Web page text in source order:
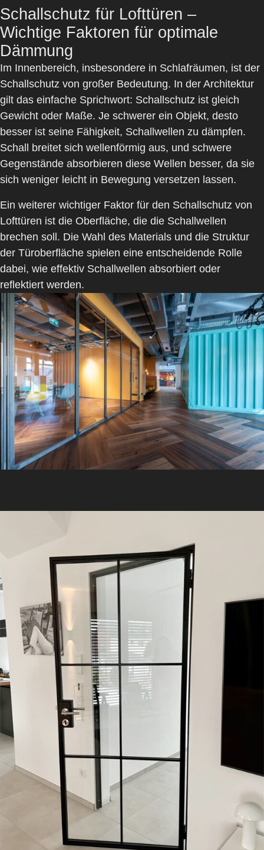
Schallschutz für Lofttüren –
Wichtige Faktoren für optimale
Dämmung
Im Innenbereich, insbesondere in Schlafräumen, ist der
Schallschutz von großer Bedeutung. In der Architektur
gilt das einfache Sprichwort: Schallschutz ist gleich
Gewicht oder Maße. Je schwerer ein Objekt, desto
besser ist seine Fähigkeit, Schallwellen zu dämpfen.
Schall breitet sich wellenförmig aus, und schwere
Gegenstände absorbieren diese Wellen besser, da sie
sich weniger leicht in Bewegung versetzen lassen.
Ein weiterer wichtiger Faktor für den Schallschutz von
Lofttüren ist die Oberfläche, die die Schallwellen
brechen soll. Die Wahl des Materials und die Struktur
der Türoberfläche spielen eine entscheidende Rolle
dabei, wie effektiv Schallwellen absorbiert oder
reflektiert werden.